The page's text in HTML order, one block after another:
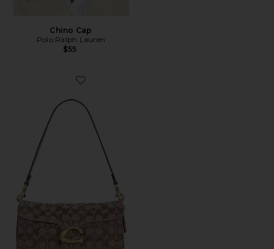
Chino Cap
Polo Ralph Lauren
$55
Favorite BOLSA DE OMBRO 26IN CRYSTAL